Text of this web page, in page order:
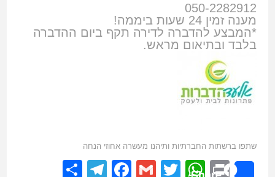
050-2282912
מענה זמין 24 שעות ביממה!
*המבצע להדברה לדירה תקף ביום ההדברה
בלבד ובתיאום מראש.
שתפו ברשתות החברתיות ותיהנו מעשרה אחוזי הנחה
Print
WhatsApp
Twitter
Gmail
Facebook
Telegram